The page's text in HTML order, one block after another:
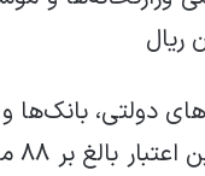
دولتی، بانک‌ها